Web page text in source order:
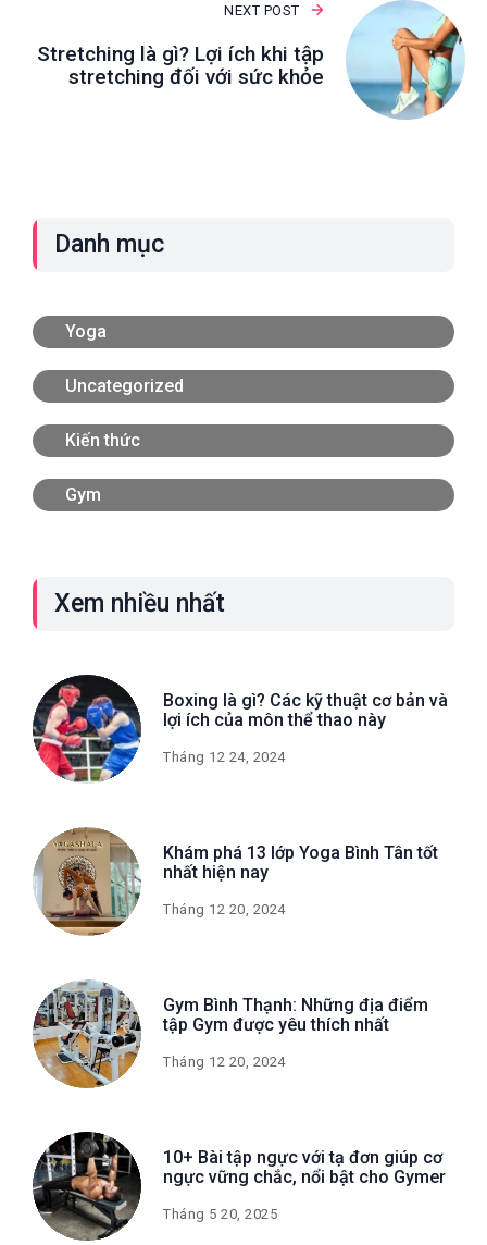
NEXT POST
Stretching là gì? Lợi ích khi tập
stretching đối với sức khỏe
Danh mục
Yoga
Uncategorized
Kiến thức
Gym
Xem nhiều nhất
Boxing là gì? Các kỹ thuật cơ bản và
lợi ích của môn thể thao này
Tháng 12 24, 2024
Khám phá 13 lớp Yoga Bình Tân tốt
nhất hiện nay
Tháng 12 20, 2024
Gym Bình Thạnh: Những địa điểm
tập Gym được yêu thích nhất
Tháng 12 20, 2024
10+ Bài tập ngực với tạ đơn giúp cơ
ngực vững chắc, nổi bật cho Gymer
Tháng 5 20, 2025